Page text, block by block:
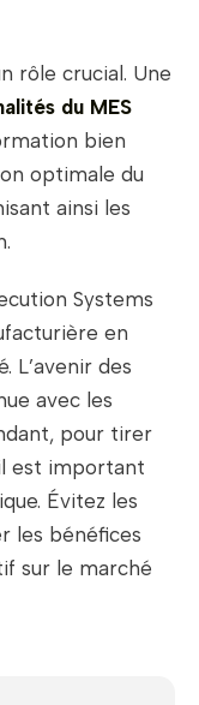
rôle crucial. Une
du MES
bien
optimale du
ainsi les
Systems
en
L’avenir des
avec les
pour tirer
est important
Évitez les
les bénéfices
sur le marché